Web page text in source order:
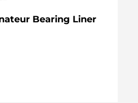
Bearing Liner